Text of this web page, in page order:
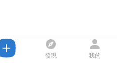
發現 我的